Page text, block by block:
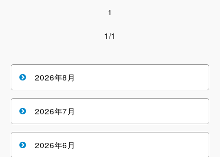
1
1/1
2026年8月
2026年7月
2026年6月